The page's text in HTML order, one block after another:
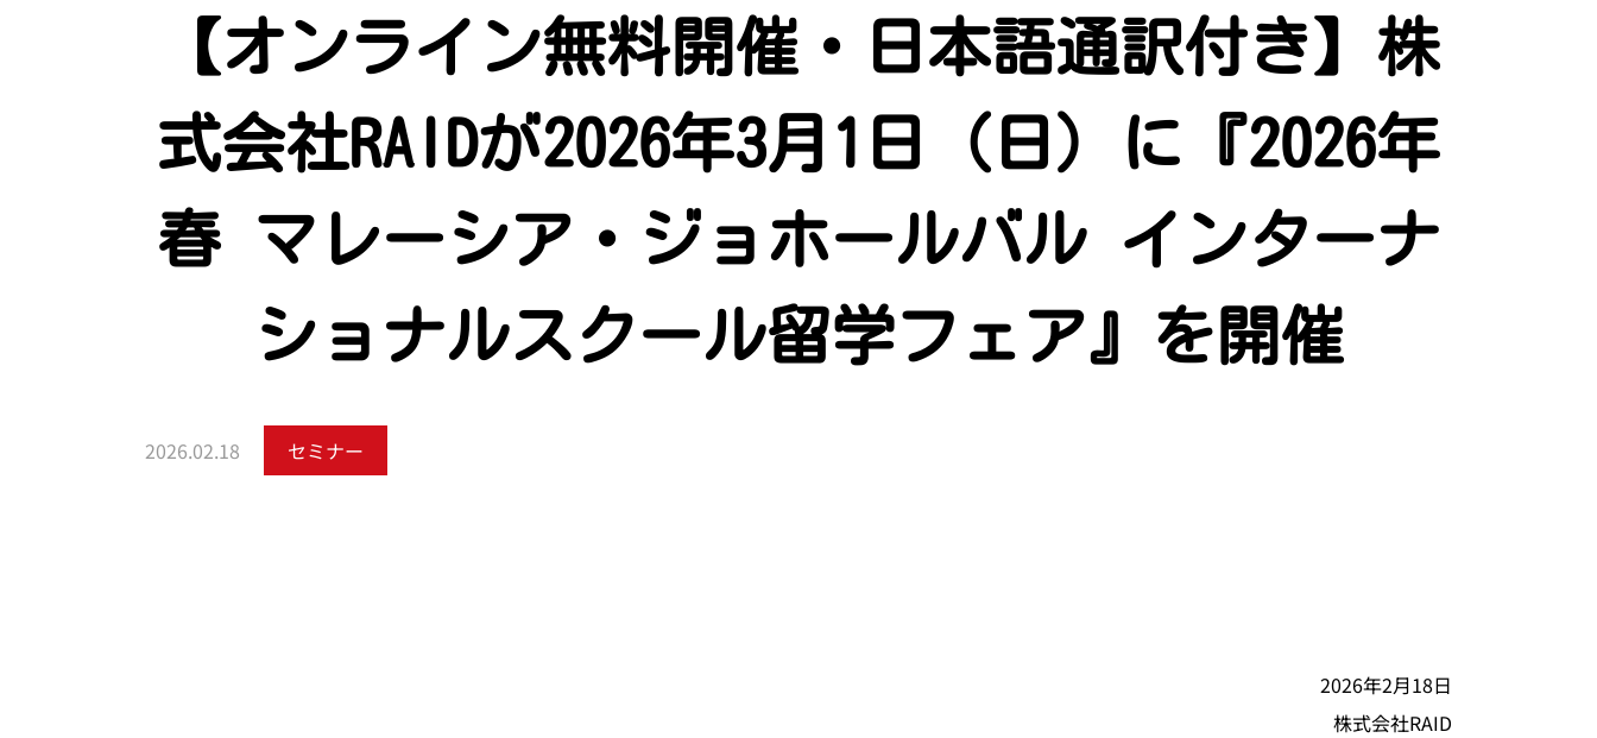
【オンライン無料開催・日本語通訳付き】株
式会社RAIDが2026年3月1日（日）に『2026年
春 マレーシア・ジョホールバル インターナ
ショナルスクール留学フェア』を開催
2026.02.18 セミナー
2026年2月18日
株式会社RAID